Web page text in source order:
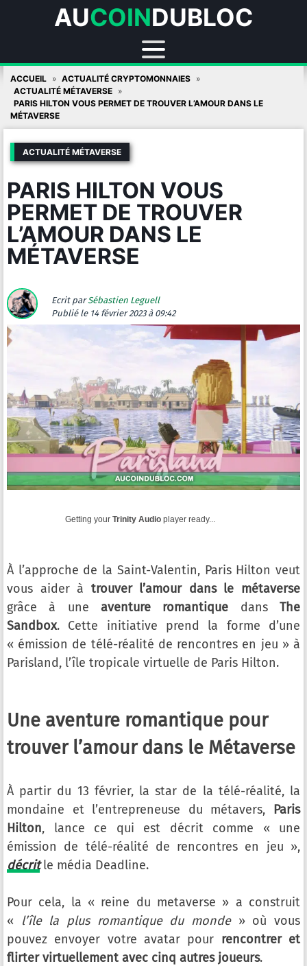
AUCOINDUBLOC
Skip
content
ACCUEIL
ACTUALITÉ CRYPTOMONNAIES
ACTUALITÉ MÉTAVERSE
PARIS HILTON VOUS PERMET DE TROUVER L’AMOUR DANS LE
MÉTAVERSE
ACTUALITÉ MÉTAVERSE
PARIS HILTON VOUS
PERMET DE TROUVER
L’AMOUR DANS LE
MÉTAVERSE
Ecrit parSébastien Leguell
Publié le 14 février 2023 à 09:42
Getting your Trinity Audio player ready...
À l’approche de la Saint-Valentin, Paris Hilton veut
vous aider à trouver l’amour dans le métaverse
grâce à une aventure romantique dansThe
Sandbox. Cette initiative prend la forme d’une
« émission de télé-réalité de rencontres en jeu » à
Parisland, l’île tropicale virtuelle de Paris Hilton.
Une aventure romantique pour
trouver l’amour dans le Métaverse
À partir du 13 février, la star de la télé-réalité, la
mondaine et l’entrepreneuse du métavers, Paris
Hilton, lance ce qui est décrit comme « une
émission de télé-réalité de rencontres en jeu »,
décritle média Deadline.
Pour cela, la « reine du metaverse » a construit
« l’île la plus romantique du monde» où vous
pouvez envoyer votre avatar pour rencontrer et
flirter virtuellement avec cinq autres joueurs.